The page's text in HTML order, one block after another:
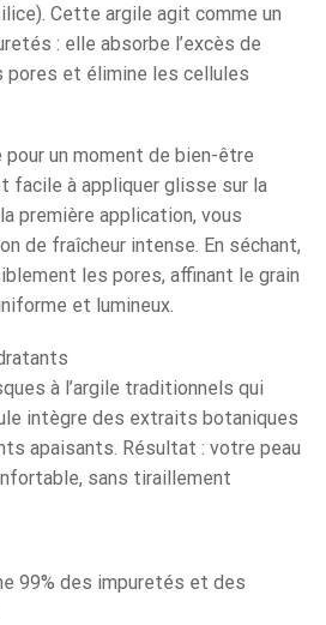
Cette argile agit comme un
: elle absorbe l’excès de
pores et élimine les cellules
un moment de bien-être
facile à appliquer glisse sur la
première application, vous
de fraîcheur intense. En séchant,
les pores, affinant le grain
et lumineux.
à l’argile traditionnels qui
intègre des extraits botaniques
apaisants. Résultat : votre peau
sans tiraillement
99% des impuretés et des